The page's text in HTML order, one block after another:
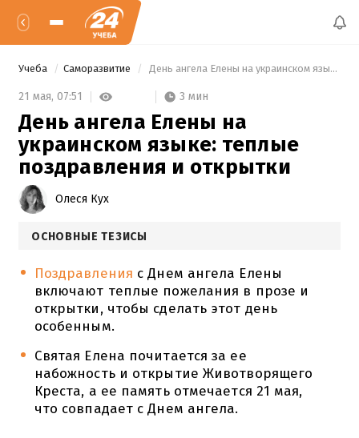
Учеба Саморазвитие День ангела Елены на украинском языке: теплые поздравления и открытки
21 мая, 07:51 3 мин
День ангела Елены на
украинском языке: теплые
поздравления и открытки
Олеся Кух
ОСНОВНЫЕ ТЕЗИСЫ
Поздравления с Днем ангела Елены
включают теплые пожелания в прозе и
открытки, чтобы сделать этот день
особенным.
Святая Елена почитается за ее
набожность и открытие Животворящего
Креста, а ее память отмечается 21 мая,
что совпадает с Днем ангела.